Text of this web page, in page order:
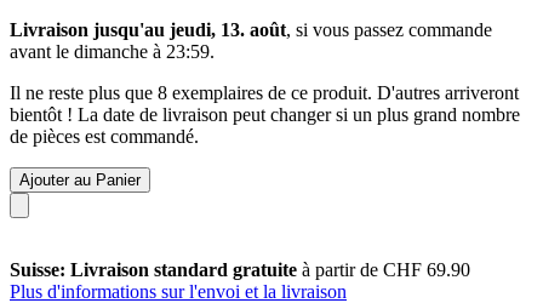
Livraison jusqu'au jeudi, 13. août, si vous passez commande
avant le dimanche à 23:59.
Il ne reste plus que 8 exemplaires de ce produit. D'autres arriveront
bientôt ! La date de livraison peut changer si un plus grand nombre
de pièces est commandé.
Ajouter au Panier
Suisse: Livraison standard gratuite à partir de CHF 69.90
Plus d'informations sur l'envoi et la livraison